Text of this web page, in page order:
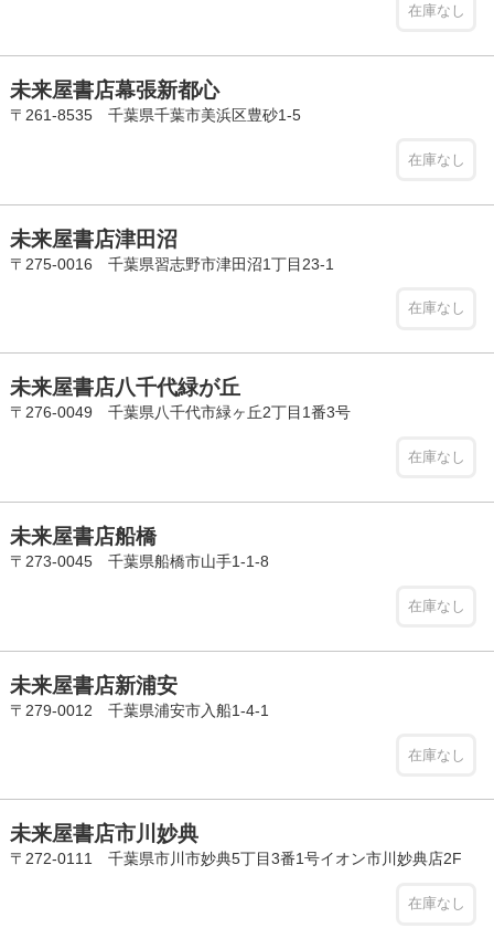
在庫なし
未来屋書店幕張新都心
〒261-8535 千葉県千葉市美浜区豊砂1-5
在庫なし
未来屋書店津田沼
〒275-0016 千葉県習志野市津田沼1丁目23-1
在庫なし
未来屋書店八千代緑が丘
〒276-0049 千葉県八千代市緑ヶ丘2丁目1番3号
在庫なし
未来屋書店船橋
〒273-0045 千葉県船橋市山手1-1-8
在庫なし
未来屋書店新浦安
〒279-0012 千葉県浦安市入船1-4-1
在庫なし
未来屋書店市川妙典
〒272-0111 千葉県市川市妙典5丁目3番1号イオン市川妙典店2F
在庫なし